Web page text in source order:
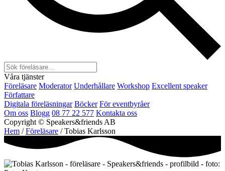
Våra tjänster
Föreläsare Moderator Underhållare Workshop Excellent speaker
Författare
Digitala föreläsningar Böcker För eventbyråer
Om oss Blogg 08 77 22 577 Kontakta oss
Copyright © Speakers&friends AB
Hem /Föreläsare / Tobias Karlsson